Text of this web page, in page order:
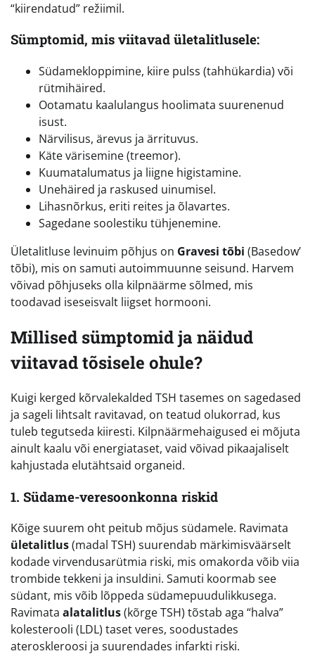
“kiirendatud” režiimil.
Sümptomid, mis viitavad ületalitlusele:
Südamekloppimine, kiire pulss (tahhükardia) või
rütmihäired.
Ootamatu kaalulangus hoolimata suurenenud
isust.
Närvilisus, ärevus ja ärrituvus.
Käte värisemine (treemor).
Kuumatalumatus ja liigne higistamine.
Unehäired ja raskused uinumisel.
Lihasnõrkus, eriti reites ja õlavartes.
Sagedane soolestiku tühjenemine.
Ületalitluse levinuim põhjus on Gravesi tõbi (Basedow’
tõbi), mis on samuti autoimmuunne seisund. Harvem
võivad põhjuseks olla kilpnäärme sõlmed, mis
toodavad iseseisvalt liigset hormooni.
Millised sümptomid ja näidud
viitavad tõsisele ohule?
Kuigi kerged kõrvalekalded TSH tasemes on sagedased
ja sageli lihtsalt ravitavad, on teatud olukorrad, kus
tuleb tegutseda kiiresti. Kilpnäärmehaigused ei mõjuta
ainult kaalu või energiataset, vaid võivad pikaajaliselt
kahjustada elutähtsaid organeid.
1. Südame-veresoonkonna riskid
Kõige suurem oht peitub mõjus südamele. Ravimata
ületalitlus(madal TSH) suurendab märkimisväärselt
kodade virvendusarütmia riski, mis omakorda võib viia
trombide tekkeni ja insuldini. Samuti koormab see
südant, mis võib lõppeda südamepuudulikkusega.
Ravimata alatalitlus(kõrge TSH) tõstab aga “halva”
kolesterooli (LDL) taset veres, soodustades
ateroskleroosi ja suurendades infarkti riski.